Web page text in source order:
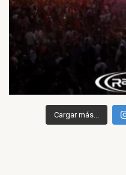
Cargar más...